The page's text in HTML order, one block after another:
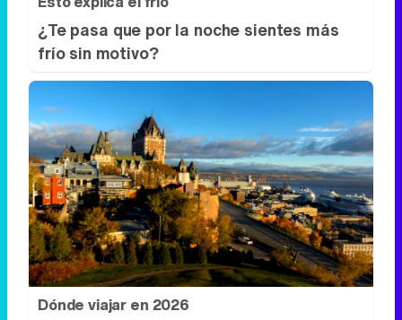
¿Te pasa que por la noche sientes más
frío sin motivo?
Dónde viajar en 2026